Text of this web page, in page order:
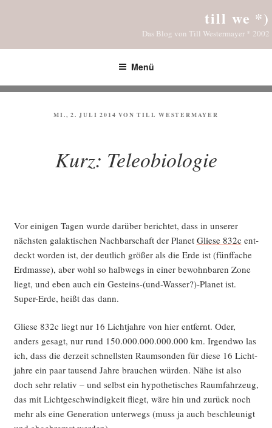
till we *)
Das Blog von Till Westermayer * 2002
Menü
VERÖFFENTLICHT
MI., 2. JULI 2014 VONTILL WESTERMAYER
Kurz: Teleobiologie
Vor eini­gen Tagen wur­de dar­über berich­tet, dass in unse­rer
nächs­ten galak­ti­schen Nach­bar­schaft der Pla­net Glie­se 832c ent­
deckt wor­den ist, der deut­lich grö­ßer als die Erde ist (fünf­fa­che
Erd­mas­se), aber wohl so halb­wegs in einer bewohn­ba­ren Zone
liegt, und eben auch ein Gesteins-(und-Wasser?)-Planet ist.
Super-Erde, heißt das dann.
Glie­se 832c liegt nur 16 Licht­jah­re von hier ent­fernt. Oder,
anders gesagt, nur rund 150.000.000.000.000 km. Irgend­wo las
ich, dass die der­zeit schnells­ten Raum­son­den für die­se 16 Licht­
jah­re ein paar tau­send Jah­re brau­chen wür­den. Nähe ist also
doch sehr rela­tiv – und selbst ein hypo­the­ti­sches Raum­fahr­zeug,
das mit Licht­ge­schwin­dig­keit fliegt, wäre hin und zurück noch
mehr als eine Gene­ra­ti­on unter­wegs (muss ja auch beschleu­nigt